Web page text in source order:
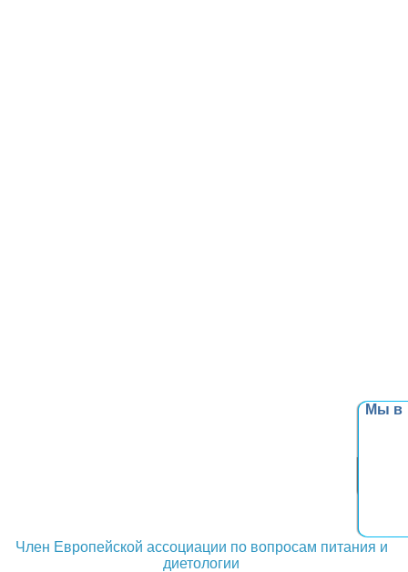
Мы в
Член Европейской ассоциации по вопросам питания и
диетологии